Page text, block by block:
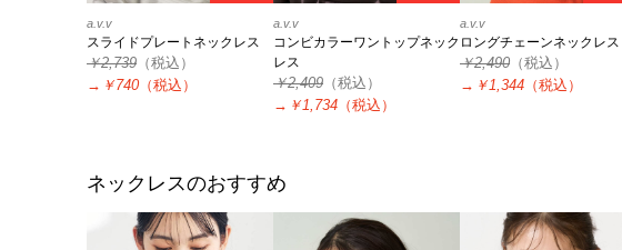
a.v.v
スライドプレートネックレス
￥2,739 （税込）
→ ￥740 （税込）
a.v.v
コンビカラーワントップネック
レス
￥2,409 （税込）
→ ￥1,734 （税込）
a.v.v
ロングチェーンネックレス
￥2,490 （税込）
→ ￥1,344 （税込）
ネックレスのおすすめ